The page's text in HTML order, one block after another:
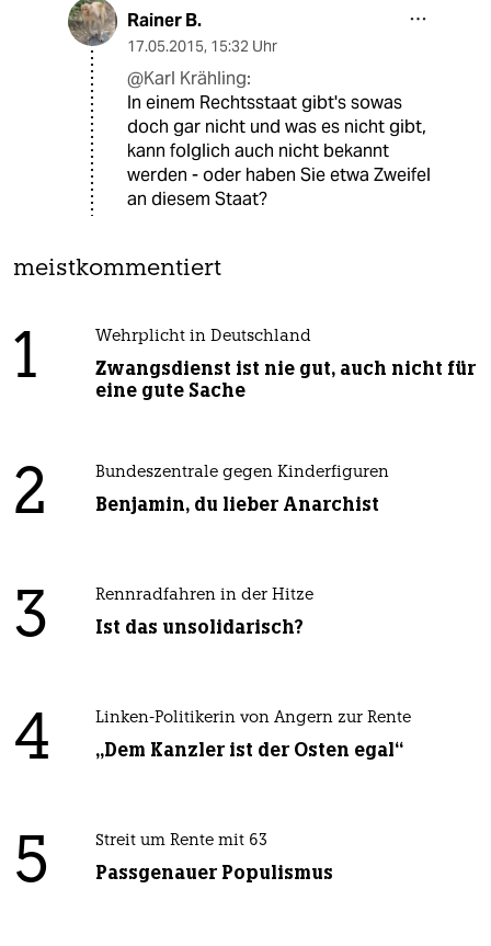
Rainer B.
17.05.2015, 15:32 Uhr
@Karl Krähling:
In einem Rechtsstaat gibt's sowas
doch gar nicht und was es nicht gibt,
kann folglich auch nicht bekannt
werden - oder haben Sie etwa Zweifel
an diesem Staat?
meistkommentiert
1 Wehrplicht in Deutschland
Zwangsdienst ist nie gut, auch nicht für
eine gute Sache
2 Bundeszentrale gegen Kinderfiguren
Benjamin, du lieber Anarchist
3 Rennradfahren in der Hitze
Ist das unsolidarisch?
4 Linken-Politikerin von Angern zur Rente
„Dem Kanzler ist der Osten egal“
5 Streit um Rente mit 63
Passgenauer Populismus